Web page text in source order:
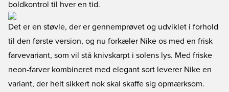
boldkontrol til hver en tid.
Det er en støvle, der er gennemprøvet og udviklet i forhold
til den første version, og nu forkæler Nike os med en frisk
farvevariant, som vil stå knivskarpt i solens lys. Med friske
neon-farver kombineret med elegant sort leverer Nike en
variant, der helt sikkert nok skal skaffe sig opmærksom.